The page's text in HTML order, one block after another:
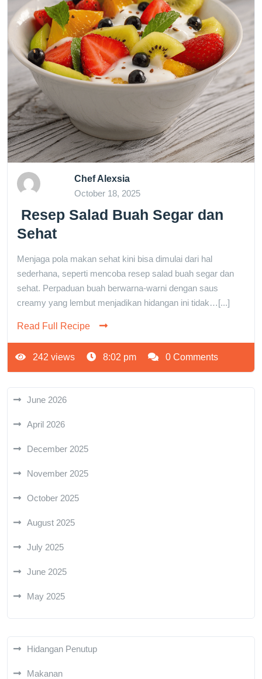
Chef Alexsia
October 18, 2025
Resep Salad Buah Segar dan
Sehat
Menjaga pola makan sehat kini bisa dimulai dari hal
sederhana, seperti mencoba resep salad buah segar dan
sehat. Perpaduan buah berwarna-warni dengan saus
creamy yang lembut menjadikan hidangan ini tidak…[...]
Read Full Recipe
242 views 8:02 pm 0 Comments
June 2026
April 2026
December 2025
November 2025
October 2025
August 2025
July 2025
June 2025
May 2025
Hidangan Penutup
Makanan